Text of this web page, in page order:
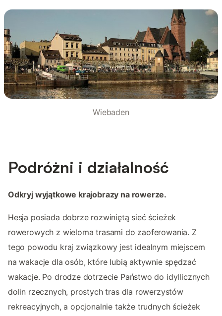
Wiebaden
Podróżni i działalność
Odkryj wyjątkowe krajobrazy na rowerze.
Hesja posiada dobrze rozwiniętą sieć ścieżek
rowerowych z wieloma trasami do zaoferowania. Z
tego powodu kraj związkowy jest idealnym miejscem
na wakacje dla osób, które lubią aktywnie spędzać
wakacje. Po drodze dotrzecie Państwo do idyllicznych
dolin rzecznych, prostych tras dla rowerzystów
rekreacyjnych, a opcjonalnie także trudnych ścieżek